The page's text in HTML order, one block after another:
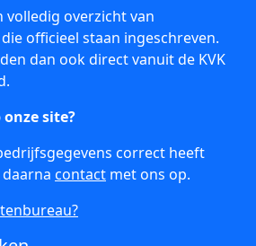
volledig overzicht van
officieel staan ingeschreven.
dan ook direct vanuit de KVK
site?
correct heeft
contact met ons op.